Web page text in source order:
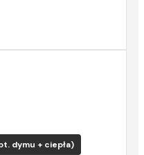
dymu + ciepła)